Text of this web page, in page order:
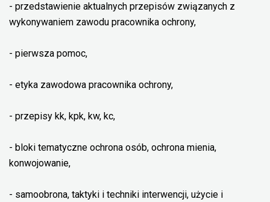
- przedstawienie aktualnych przepisów związanych z
wykonywaniem zawodu pracownika ochrony,
- pierwsza pomoc,
- etyka zawodowa pracownika ochrony,
- przepisy kk, kpk, kw, kc,
- bloki tematyczne ochrona osób, ochrona mienia,
konwojowanie,
- samoobrona, taktyki i techniki interwencji, użycie i